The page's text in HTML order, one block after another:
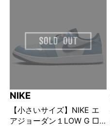
NIKE
【小さいサイズ】NIKE エ
アジョーダン１LOW G □